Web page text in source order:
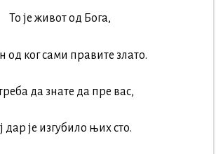
То је живот од Бога,
од ког сами правите злато.
да знате да пре вас,
дар је изгубило њих сто.